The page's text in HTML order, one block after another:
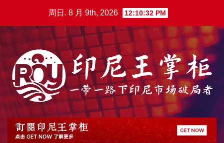
周日. 8 月 9th, 2026 12:10:33 PM